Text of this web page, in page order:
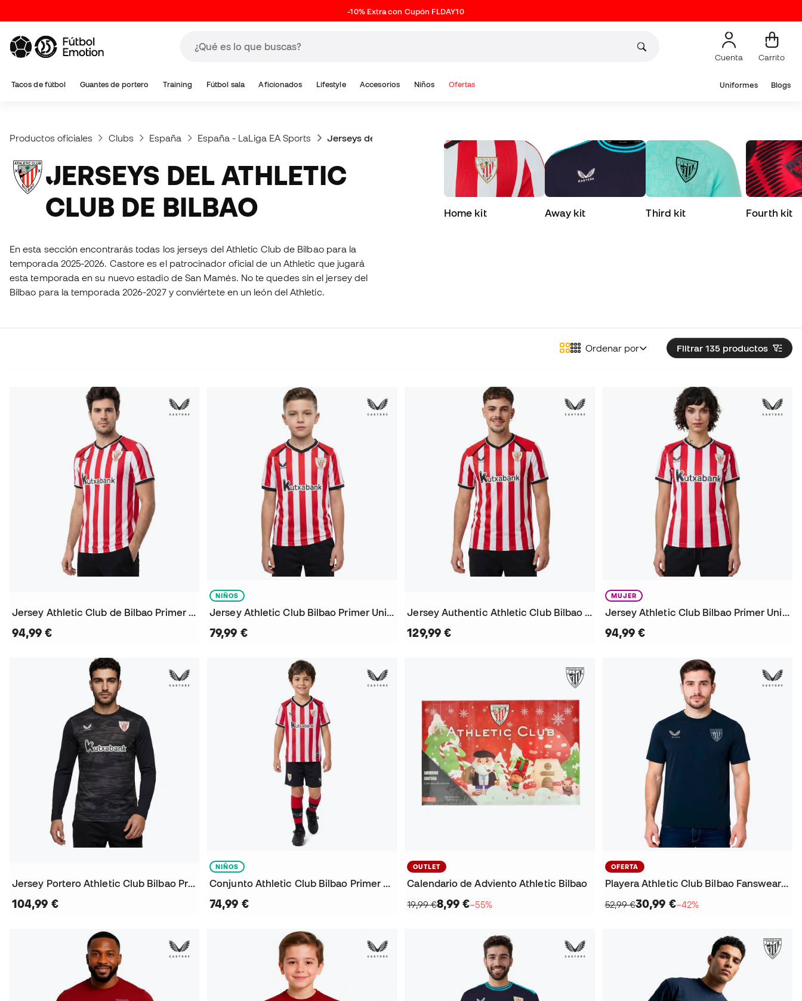
-10% Extra con Cupón FLDAY10
Cuenta Carrito
Tacos de fútbol Guantes de portero Training Fútbol sala Aficionados Lifestyle Accesorios Niños Ofertas Uniformes Blogs
Productos oficiales Clubs España España - LaLiga EA Sports Jerseys del Athletic Club de Bilbao
JERSEYS DEL ATHLETIC
CLUB DE BILBAO
En esta sección encontrarás todas los jerseys del Athletic Club de Bilbao para la
temporada 2025-2026. Castore es el patrocinador oficial de un Athletic que jugará
esta temporada en su nuevo estadio de San Mamés. No te quedes sin el jersey del
Bilbao para la temporada 2026-2027 y conviértete en un león del Athletic.
Home kit Away kit Third kit Fourth kit
Filtrar 135 productos
Ordenar por
Jersey Athletic Club de Bilbao Primer Uniforme 2026-2027
94,99 €
NIÑOS
Jersey Athletic Club Bilbao Primer Uniforme 2026-2027 Niño
79,99 €
Jersey Authentic Athletic Club Bilbao Primer Uniforme 2026-2027
129,99 €
MUJER
Jersey Athletic Club Bilbao Primer Uniforme 2026-2027 Mujer
94,99 €
Jersey Portero Athletic Club Bilbao Primer Uniforme 2026-2027
104,99 €
NIÑOS
Conjunto Athletic Club Bilbao Primer Uniforme 2026-2027 Niño
74,99 €
OUTLET
Calendario de Adviento Athletic Bilbao
19,99 €8,99 €−55%
OFERTA
Playera Athletic Club Bilbao Fanswear 2025-2026
52,99 €30,99 €−42%